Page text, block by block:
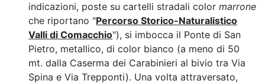
indicazioni, poste su cartelli stradali color marrone
che riportano "Percorso Storico-Naturalistico
Valli di Comacchio"), si imbocca il Ponte di San
Pietro, metallico, di color bianco (a meno di 50
mt. dalla Caserma dei Carabinieri al bivio tra Via
Spina e Via Trepponti). Una volta attraversato,